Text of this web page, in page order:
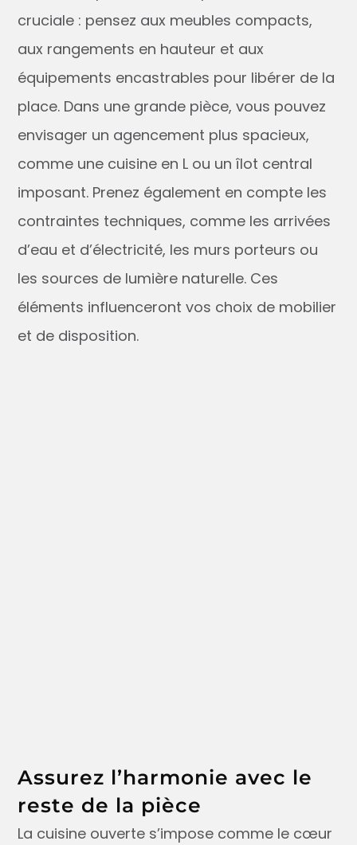
cruciale : pensez aux meubles compacts,
aux rangements en hauteur et aux
équipements encastrables pour libérer de la
place. Dans une grande pièce, vous pouvez
envisager un agencement plus spacieux,
comme une cuisine en L ou un îlot central
imposant. Prenez également en compte les
contraintes techniques, comme les arrivées
d’eau et d’électricité, les murs porteurs ou
les sources de lumière naturelle. Ces
éléments influenceront vos choix de mobilier
et de disposition.
Assurez l’harmonie avec le
reste de la pièce
La cuisine ouverte s’impose comme le cœur